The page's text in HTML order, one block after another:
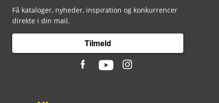
Få kataloger, nyheder, inspiration og konkurrencer
direkte i din mail.
Tilmeld